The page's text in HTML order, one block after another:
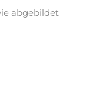
abgebildet